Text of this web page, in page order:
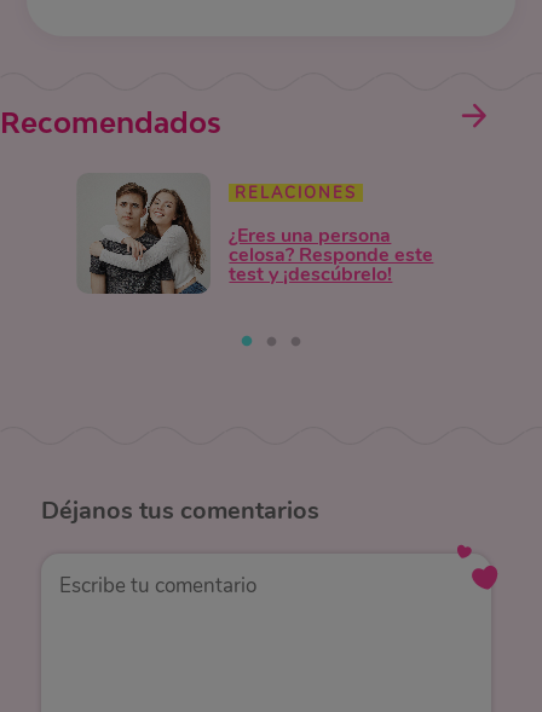
Recomendados
RELACIONES
¿Eres una persona
celosa? Responde este
test y ¡descúbrelo!
Déjanos tus comentarios